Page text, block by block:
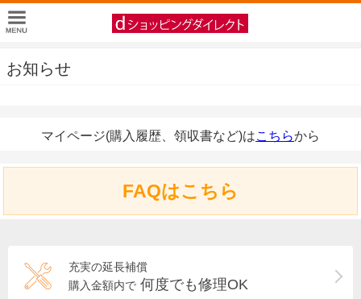
お知らせ
マイページ(購入履歴、領収書など)はこちらから
FAQはこちら
充実の延長補償
購入金額内で 何度でも修理OK